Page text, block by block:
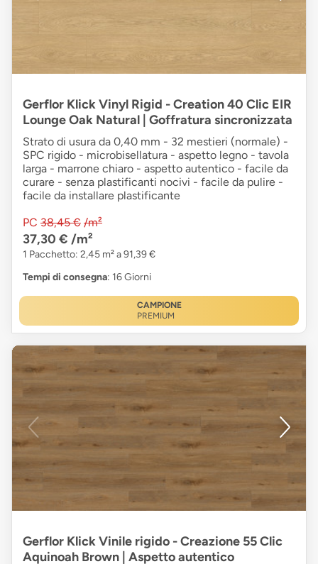
Gerflor Klick Vinyl Rigid - Creation 40 Clic EIR
Lounge Oak Natural | Goffratura sincronizzata
Strato di usura da 0,40 mm - 32 mestieri (normale) -
SPC rigido - microbisellatura - aspetto legno - tavola
larga - marrone chiaro - aspetto autentico - facile da
curare - senza plastificanti nocivi - facile da pulire -
facile da installare plastificante
PC 38,45 € /m²
37,30 € /m²
1 Pacchetto: 2,45 m² a 91,39 €
Tempi di consegna: 16 Giorni
CAMPIONE
PREMIUM
Gerflor Klick Vinile rigido - Creazione 55 Clic
Aquinoah Brown | Aspetto autentico